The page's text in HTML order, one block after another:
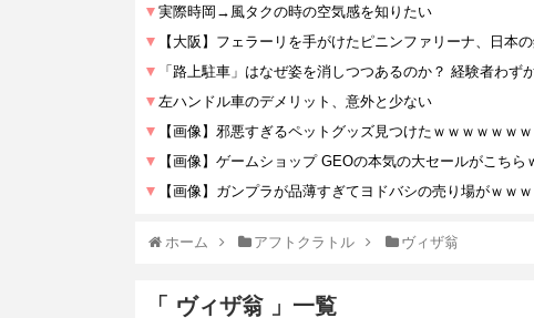
ホーム アフトクラトル ヴィザ翁
「 ヴィザ翁 」一覧